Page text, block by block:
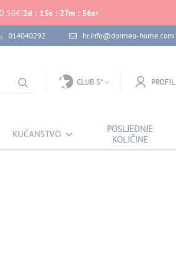
50€!2d : 15s : 27m : 56s
014040292 hr.info@dormeo-home.com
CLUB 5* PROFIL
KUĆANSTVO
POSLJEDNJE
KOLIČINE